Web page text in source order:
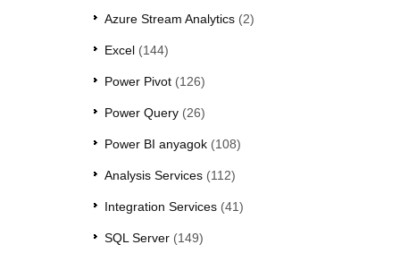
Azure Stream Analytics(2)
Excel(144)
Power Pivot(126)
Power Query(26)
Power BI anyagok(108)
Analysis Services(112)
Integration Services(41)
SQL Server(149)